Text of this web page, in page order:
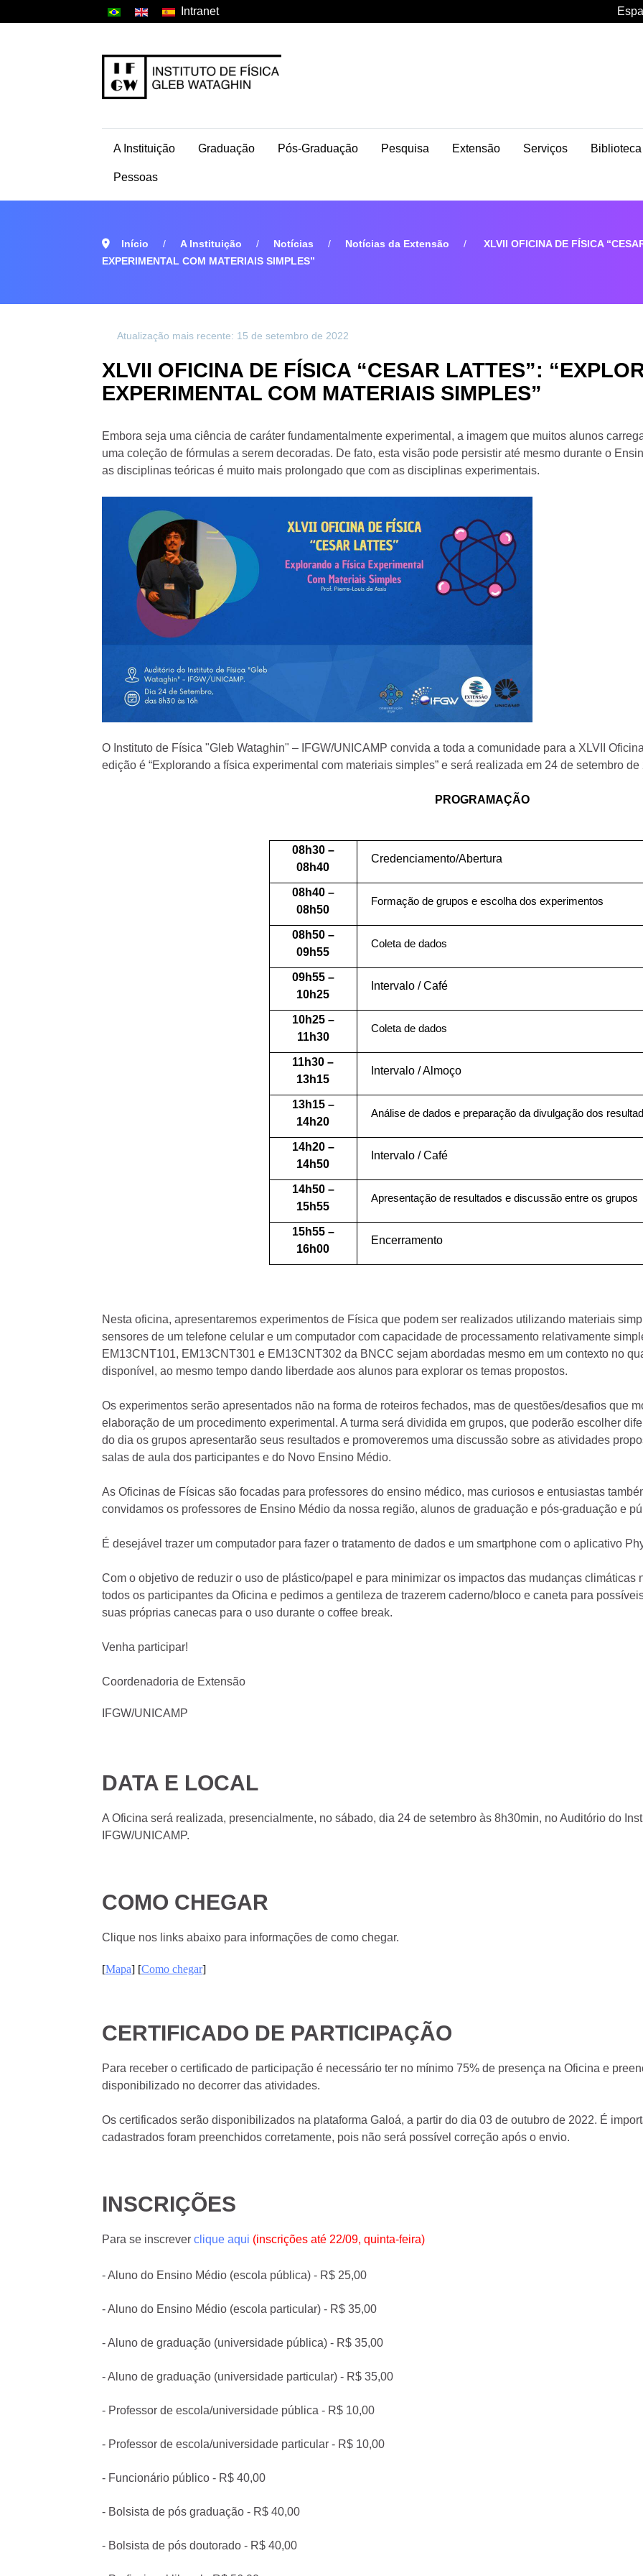
Intranet
A Instituição Graduação Pós-Graduação Pesquisa Extensão Serviços Biblioteca
Pessoas
Início A Instituição Notícias Notícias da Extensão
XLVII OFICINA DE FÍSICA
EXPERIMENTAL COM MATERIAIS SIMPLES”
Atualização mais recente: 15 de setembro de 2022
XLVII OFICINA DE FÍSICA “CESAR LATTES”:
EXPERIMENTAL COM MATERIAIS SIMPLES”
Embora seja uma ciência de caráter fundamentalmente experimental, a imagem que muitos alunos
uma coleção de fórmulas a serem decoradas. De fato, esta visão pode persistir até mesmo durante o
as disciplinas teóricas é muito mais prolongado que com as disciplinas experimentais.
O Instituto de Física "Gleb Wataghin" – IFGW/UNICAMP convida a toda a comunidade para a XLVII
edição é “Explorando a física experimental com materiais simples” e será realizada em 24 de setembro de
PROGRAMAÇÃO
08h30 –
08h40
Credenciamento/Abertura
08h40 –
08h50
Formação de grupos e escolha dos experimentos
08h50 –
09h55
Coleta de dados
09h55 –
10h25
Intervalo / Café
10h25 –
11h30
Coleta de dados
11h30 –
13h15
Intervalo / Almoço
13h15 –
14h20
Análise de dados e preparação da divulgação dos
14h20 –
14h50
Intervalo / Café
14h50 –
15h55
Apresentação de resultados e discussão entre os grupos
15h55 –
16h00
Encerramento
Nesta oficina, apresentaremos experimentos de Física que podem ser realizados utilizando materiais
sensores de um telefone celular e um computador com capacidade de processamento relativamente
EM13CNT101, EM13CNT301 e EM13CNT302 da BNCC sejam abordadas mesmo em um contexto no
disponível, ao mesmo tempo dando liberdade aos alunos para explorar os temas propostos.
Os experimentos serão apresentados não na forma de roteiros fechados, mas de questões/desafios que
elaboração de um procedimento experimental. A turma será dividida em grupos, que poderão escolher
do dia os grupos apresentarão seus resultados e promoveremos uma discussão sobre as atividades
salas de aula dos participantes e do Novo Ensino Médio.
As Oficinas de Físicas são focadas para professores do ensino médico, mas curiosos e entusiastas
convidamos os professores de Ensino Médio da nossa região, alunos de graduação e pós-graduação e
É desejável trazer um computador para fazer o tratamento de dados e um smartphone com o aplicativo
Com o objetivo de reduzir o uso de plástico/papel e para minimizar os impactos das mudanças
todos os participantes da Oficina e pedimos a gentileza de trazerem caderno/bloco e caneta para
suas próprias canecas para o uso durante o coffee break.
Venha participar!
Coordenadoria de Extensão
IFGW/UNICAMP
DATA E LOCAL
A Oficina será realizada, presencialmente, no sábado, dia 24 de setembro às 8h30min, no Auditório do
IFGW/UNICAMP.
COMO CHEGAR
Clique nos links abaixo para informações de como chegar.
[Mapa] [Como chegar]
CERTIFICADO DE PARTICIPAÇÃO
Para receber o certificado de participação é necessário ter no mínimo 75% de presença na Oficina e
disponibilizado no decorrer das atividades.
Os certificados serão disponibilizados na plataforma Galoá, a partir do dia 03 de outubro de 2022. É
cadastrados foram preenchidos corretamente, pois não será possível correção após o envio.
INSCRIÇÕES
Para se inscrever clique aqui (inscrições até 22/09, quinta-feira)
- Aluno do Ensino Médio (escola pública) - R$ 25,00
- Aluno do Ensino Médio (escola particular) - R$ 35,00
- Aluno de graduação (universidade pública) - R$ 35,00
- Aluno de graduação (universidade particular) - R$ 35,00
- Professor de escola/universidade pública - R$ 10,00
- Professor de escola/universidade particular - R$ 10,00
- Funcionário público - R$ 40,00
- Bolsista de pós graduação - R$ 40,00
- Bolsista de pós doutorado - R$ 40,00